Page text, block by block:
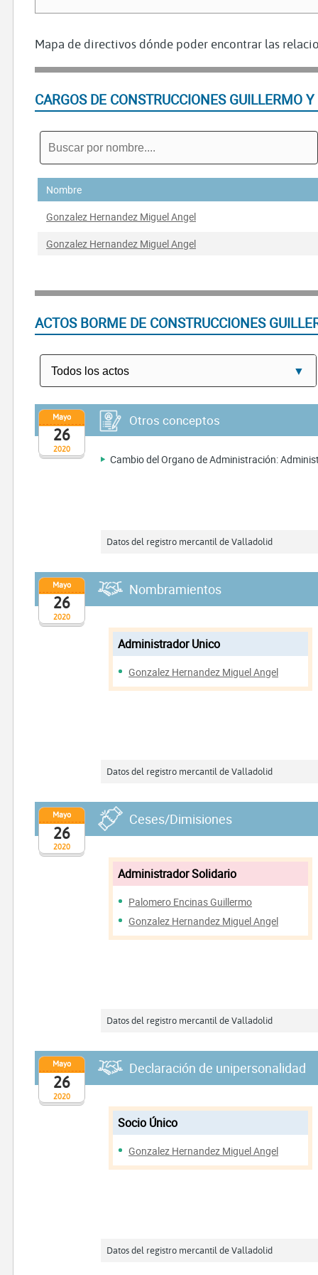
Mapa de directivos dónde poder encontrar las
CARGOS DE CONSTRUCCIONES GUILLERMO
Nombre
Gonzalez Hernandez Miguel Angel
Gonzalez Hernandez Miguel Angel
ACTOS BORME DE CONSTRUCCIONES
2020
Mayo
26
Otros conceptos
Cambio del Organo de Administración:
Datos del registro mercantil de Valladolid
2020
Mayo
26
Nombramientos
Administrador Unico
Gonzalez Hernandez Miguel Angel
Datos del registro mercantil de Valladolid
2020
Mayo
26
Ceses/Dimisiones
Administrador Solidario
Palomero Encinas Guillermo
Gonzalez Hernandez Miguel Angel
Datos del registro mercantil de Valladolid
2020
Mayo
26
Declaración de unipersonalidad
Socio Único
Gonzalez Hernandez Miguel Angel
Datos del registro mercantil de Valladolid